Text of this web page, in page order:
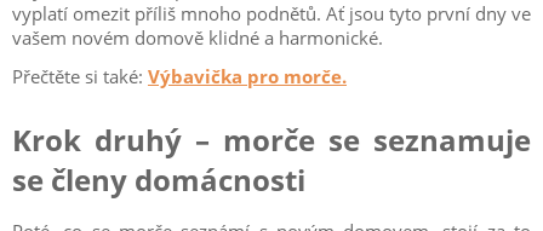
vyplatí omezit příliš mnoho podnětů. Ať jsou tyto první dny ve
vašem novém domově klidné a harmonické.
Přečtěte si také: Výbavička pro morče.
Krok druhý – morče se seznamuje
se členy domácnosti